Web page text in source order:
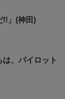
!!」(神田)
は、パイロット